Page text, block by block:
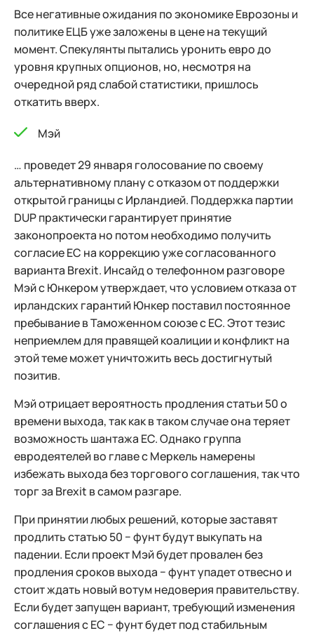
Все негативные ожидания по экономике Еврозоны и
политике ЕЦБ уже заложены в цене на текущий
момент. Спекулянты пытались уронить евро до
уровня крупных опционов, но, несмотря на
очередной ряд слабой статистики, пришлось
откатить вверх.
Мэй
… проведет 29 января голосование по своему
альтернативному плану с отказом от поддержки
открытой границы с Ирландией. Поддержка партии
DUP практически гарантирует принятие
законопроекта но потом необходимо получить
согласие ЕС на коррекцию уже согласованного
варианта Brexit. Инсайд о телефонном разговоре
Мэй с Юнкером утверждает, что условием отказа от
ирландских гарантий Юнкер поставил постоянное
пребывание в Таможенном союзе с ЕС. Этот тезис
неприемлем для правящей коалиции и конфликт на
этой теме может уничтожить весь достигнутый
позитив.
Мэй отрицает вероятность продления статьи 50 о
времени выхода, так как в таком случае она теряет
возможность шантажа ЕС. Однако группа
евродеятелей во главе с Меркель намерены
избежать выхода без торгового соглашения, так что
торг за Brexit в самом разгаре.
При принятии любых решений, которые заставят
продлить статью 50 − фунт будут выкупать на
падении. Если проект Мэй будет провален без
продления сроков выхода − фунт упадет отвесно и
стоит ждать новый вотум недоверия правительству.
Если будет запущен вариант, требующий изменения
соглашения с ЕС − фунт будет под стабильным